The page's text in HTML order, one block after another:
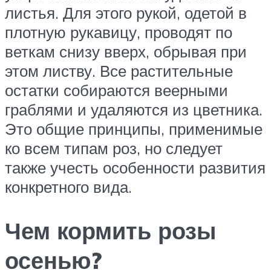
листья. Для этого рукой, одетой в
плотную рукавицу, проводят по
веткам снизу вверх, обрывая при
этом листву. Все растительные
остатки собираются веерными
граблями и удаляются из цветника.
Это общие принципы, применимые
ко всем типам роз, но следует
также учесть особенности развития
конкретного вида.
Чем кормить розы
осенью?